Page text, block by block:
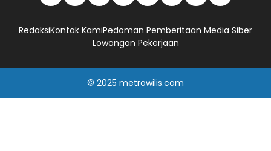
RedaksiKontak KamiPedoman Pemberitaan Media Siber
Lowongan Pekerjaan
© 2025 metrowilis.com